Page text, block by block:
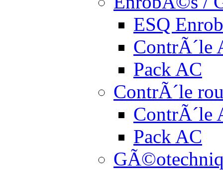
ESQ
ContrÃ´le
Pack AC
ContrÃ´le
ContrÃ´le
Pack AC